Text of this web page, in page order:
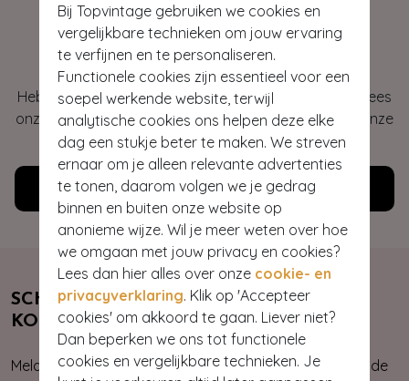
Bij Topvintage gebruiken we cookies en
vergelijkbare technieken om jouw ervaring
te verfijnen en te personaliseren.
Functionele cookies zijn essentieel voor een
soepel werkende website, terwijl
analytische cookies ons helpen deze elke
dag een stukje beter te maken. We streven
ernaar om je alleen relevante advertenties
te tonen, daarom volgen we je gedrag
binnen en buiten onze website op
anonieme wijze. Wil je meer weten over hoe
we omgaan met jouw privacy en cookies?
Lees dan hier alles over onze cookie- en
privacyverklaring. Klik op 'Accepteer
cookies' om akkoord te gaan. Liever niet?
Dan beperken we ons tot functionele
cookies en vergelijkbare technieken. Je
Hey gorgeous
Heb je vragen of heb je hulp nodig bij je bestelling? Lees
onze veelgestelde vragen of neem contact op met onze
klantenservice. Wij helpen je graag!
Klantenservice
SCHRIJF JE NU IN & ONTVANG 10%
KORTING
Meld je aan voor onze nieuwsbrief. Zo ben je altijd op de